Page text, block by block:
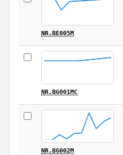
NR.BE005M
NR.BG001MC
NR.BG002M